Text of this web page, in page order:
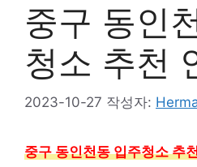
중구 동인
청소 추천
2023-10-27 작성자:
중구 동인천동 입주청소 추